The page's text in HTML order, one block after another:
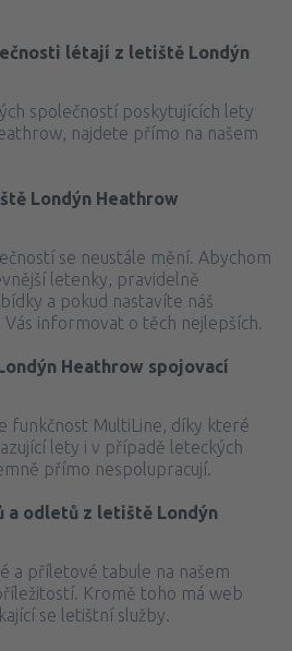
létají z letiště Londýn
společností poskytujících lety
najdete přímo na našem
Londýn Heathrow
se neustále mění. Abychom
letenky, pravidelně
a pokud nastavíte náš
informovat o těch nejlepších.
Heathrow spojovací
funkčnost MultiLine, díky které
lety i v případě leteckých
přímo nespolupracují.
odletů z letiště Londýn
a příletové tabule na našem
Kromě toho má web
se letištní služby.